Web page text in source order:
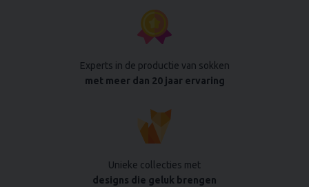
Experts in de productie van sokken
met meer dan 20 jaar ervaring
Unieke collecties met
designs die geluk brengen